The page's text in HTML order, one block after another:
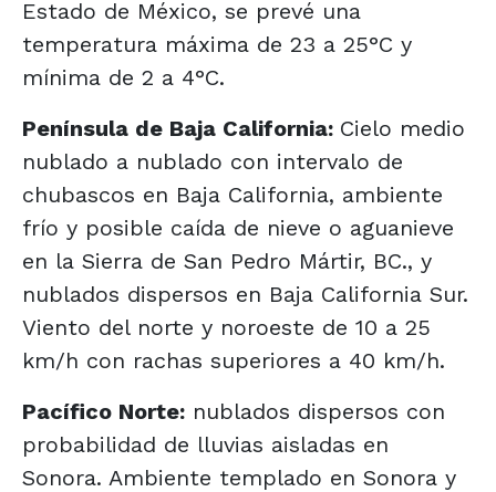
Estado de México, se prevé una
temperatura máxima de 23 a 25°C y
mínima de 2 a 4°C.
Península de Baja California: Cielo medio
nublado a nublado con intervalo de
chubascos en Baja California, ambiente
frío y posible caída de nieve o aguanieve
en la Sierra de San Pedro Mártir, BC., y
nublados dispersos en Baja California Sur.
Viento del norte y noroeste de 10 a 25
km/h con rachas superiores a 40 km/h.
Pacífico Norte: nublados dispersos con
probabilidad de lluvias aisladas en
Sonora. Ambiente templado en Sonora y